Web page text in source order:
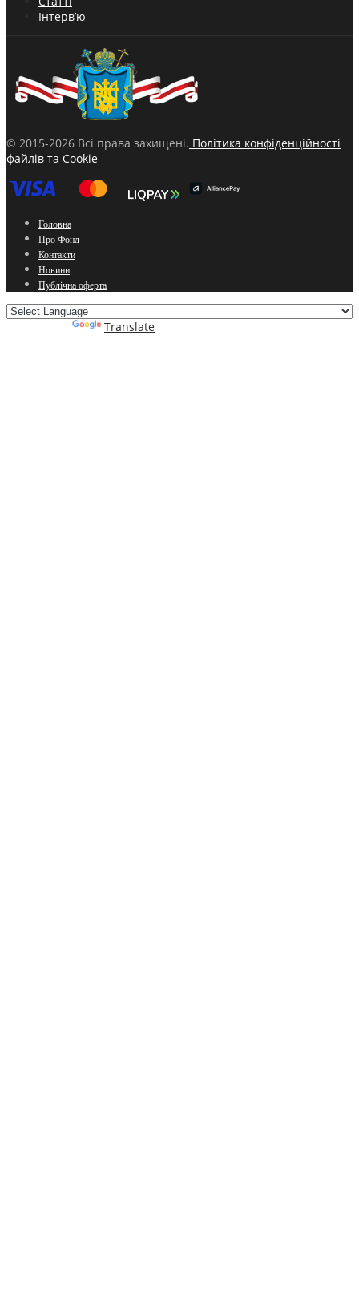
Інтерв’ю
© 2015-2026 Всі права захищені. Політика конфіденційності
файлів та Cookie
Головна
Про Фонд
Контакти
Новини
Публічна оферта
Translate